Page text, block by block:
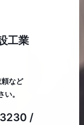
工業
など
。
/